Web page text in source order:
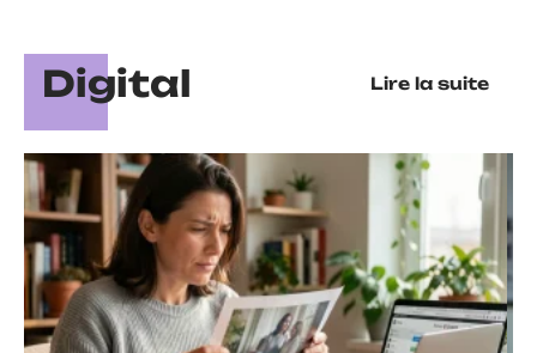
Digital Lire la suite